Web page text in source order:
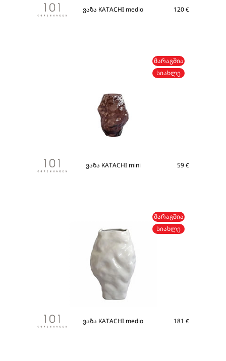
ვაზა KATACHI medio 120 €
ᲛᲐᲠᲐᲒᲨᲘᲐ
ᲡᲘᲐᲮᲚᲔ
ვაზა KATACHI mini 59 €
ᲛᲐᲠᲐᲒᲨᲘᲐ
ᲡᲘᲐᲮᲚᲔ
ვაზა KATACHI medio 181 €